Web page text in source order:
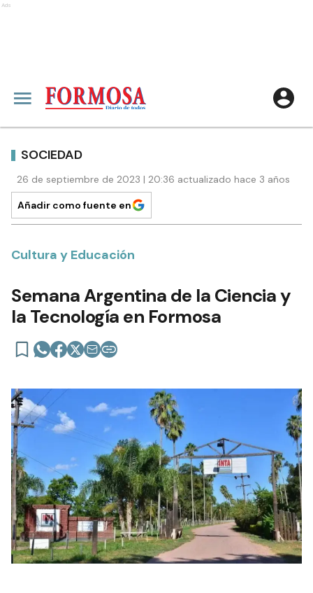
Ads
SOCIEDAD
26 de septiembre de 2023 | 20:36 actualizado hace 3 años
Añadir como fuente en
Cultura y Educación
Semana Argentina de la Ciencia y
la Tecnología en Formosa